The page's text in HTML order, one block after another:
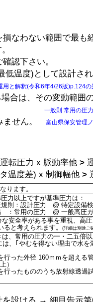
なわない範囲で最も
認下さい。
温度)として設計され
用と解釈(令和6年4/26版)p.124
合は、その変動範囲
一般則 常用の圧
ません。 富山県保安管理
転圧力 x 脈動率他 >
温度差) x 制御幅他 >
ります。
力以上ですが基準圧力は：
則：設計圧力 @ 特定設備
常用の圧力 @ 一般高圧ガ
安全率がある事を重視、高
と考えられます。
(詳細は別途ご
、常用の圧力の一・二五倍
、｢やむを得ない理由で水を
った外径 160ｍｍを超える
）
行ったもののうち放射線透過